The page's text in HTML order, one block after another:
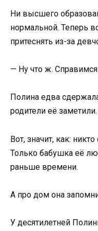
Ни высшего
нормальной. Теперь
притеснять из-за
— Ну что ж.
Полина едва
родители её заметили.
Вот, значит, как:
Только бабушка её
раньше времени.
А про дом она
У десятилетней